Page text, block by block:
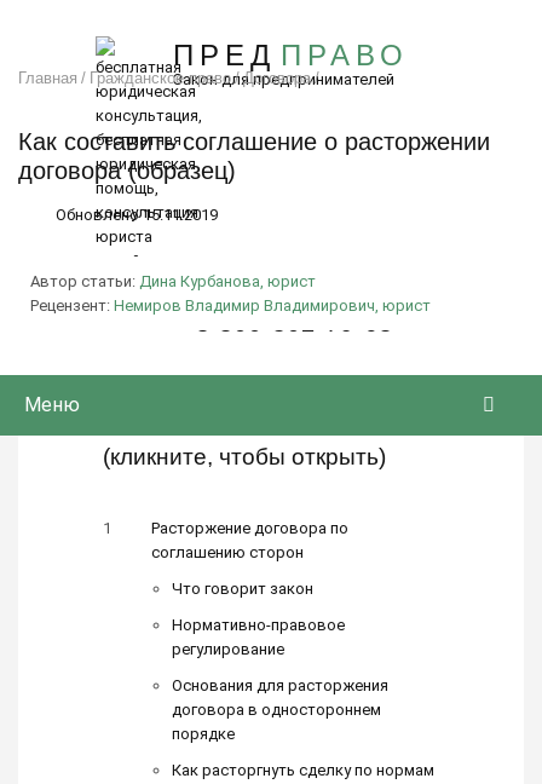
ПРЕД ПРАВО
Закон для предпринимателей
Бесплатная горячая линия
8 800-302-79-68
Меню
Главная / Гражданское право / Договора /
Как составить соглашение о расторжении
договора (образец)
Обновлено 15.11.2019
Автор статьи: Дина Курбанова, юрист
Рецензент: Немиров Владимир Владимирович, юрист
(кликните, чтобы открыть)
Расторжение договора по
соглашению сторон
Что говорит закон
Нормативно-правовое
регулирование
Основания для расторжения
договора в одностороннем
порядке
Как расторгнуть сделку по нормам
8 (800) 707-81-90 СПРОСИТЬ ЮРИСТА